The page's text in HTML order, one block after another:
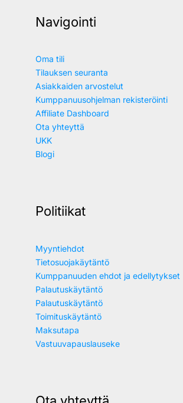
Navigointi
Oma tili
Tilauksen seuranta
Asiakkaiden arvostelut
Kumppanuusohjelman rekisteröinti
Affiliate Dashboard
Ota yhteyttä
UKK
Blogi
Politiikat
Myyntiehdot
Tietosuojakäytäntö
Kumppanuuden ehdot ja edellytykset
Palautuskäytäntö
Palautuskäytäntö
Toimituskäytäntö
Maksutapa
Vastuuvapauslauseke